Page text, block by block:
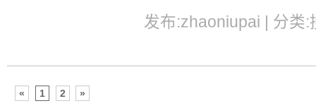
发布:zhaoniupai | 分类
« 1 2 »